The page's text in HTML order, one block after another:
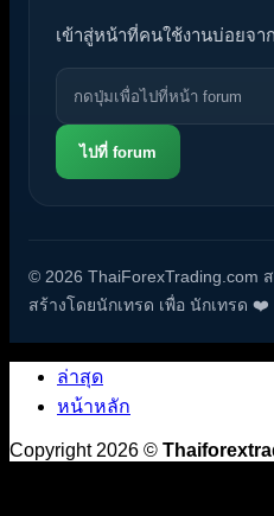
เข้าสู่หน้าที่คนใช้งานบ่อยจา
ไปที่ forum
© 2026 ThaiForexTrading.com
สร้างโดยนักเทรด เพื่อ นักเทรด ❤️
ล่าสุด
หน้าหลัก
Copyright 2026 ©